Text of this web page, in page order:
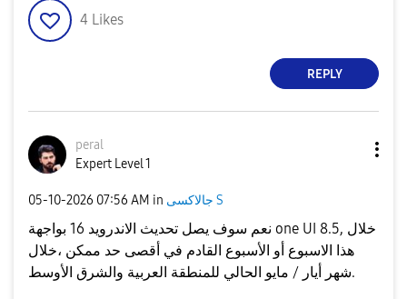
4 Likes
REPLY
peral
Expert Level 1
‎05-10-2026 07:56 AM in جالاكسى S
نعم سوف يصل تحديث الاندرويد 16 بواجهة one UI 8.5, خلال
هذا الاسبوع أو الأسبوع القادم في أقصى حد ممكن ،خلال
شهر أيار / مايو الحالي للمنطقة العربية والشرق الأوسط.